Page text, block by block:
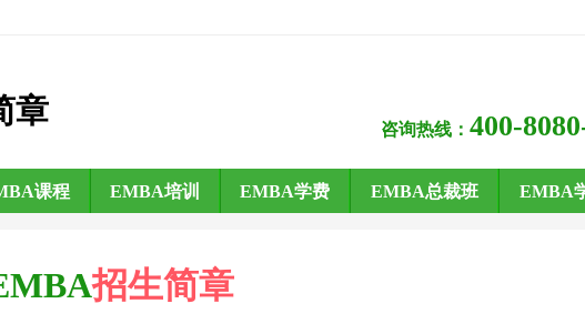
章
咨询热线： 400-
课程 EMBA培训 EMBA学费 EMBA总裁班 EMBA
招生简章